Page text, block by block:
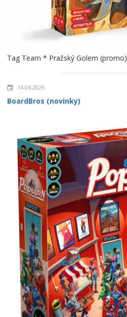
Tag Team * Pražský Golem (promo)
14.04.2026
BoardBros (novinky)